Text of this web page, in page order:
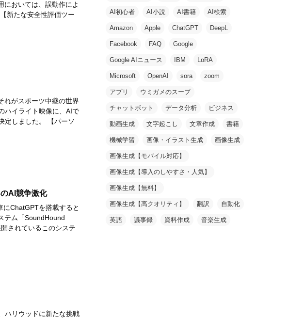
においては、誤動作によ
新たな安全性評価ツー
れがスポーツ中継の世界
ハイライト映像に、AIで
定しました。 【パーソ
AI競争激化
ChatGPTを搭載すると
テム「SoundHound
されているこのシステ
ハリウッドに新たな挑戦
AI初心者 AI小説 AI書籍 AI検索
Amazon Apple ChatGPT DeepL
Facebook FAQ Google
Google AIニュース IBM LoRA
Microsoft OpenAI sora zoom
アプリ ウミガメのスープ
チャットボット データ分析 ビジネス
動画生成 文字起こし 文章作成 書籍
機械学習 画像・イラスト生成 画像生成
画像生成【モバイル対応】
画像生成【導入のしやすさ・人気】
画像生成【無料】
画像生成【高クオリティ】 翻訳 自動化
英語 議事録 資料作成 音楽生成